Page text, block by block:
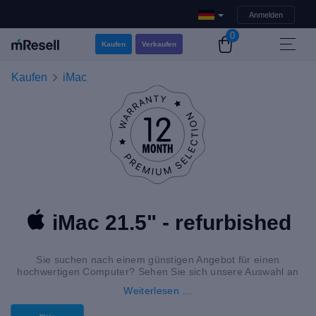
Anmelden
Kaufen Verkaufen
0
Kaufen iMac
iMac 21.5" - refurbished
Sie suchen nach einem günstigen Angebot für einen
hochwertigen Computer? Sehen Sie sich unsere Auswahl an
Auch gebraucht und refurbished bietet Ihnen der iMac 21.5″
Weiterlesen …